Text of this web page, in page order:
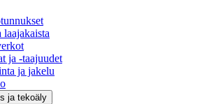
laajakaista
ja -taajuudet
ja jakelu
ja tekoäly